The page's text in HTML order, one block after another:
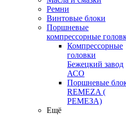
Ремни
Винтовые блоки
Поршневые
компрессорные
Компрессорные
головки
Бежецкий завод
АСО
Поршневые
REMEZA (
РЕМЕЗА)
Ещё